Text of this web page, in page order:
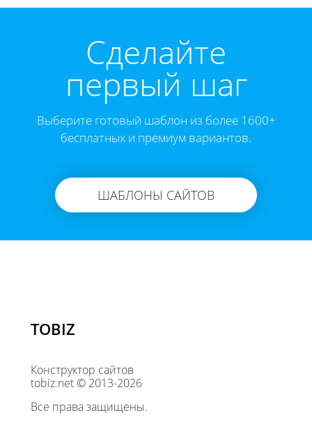
Cделайте
первый шаг
Выберите готовый шаблон из более 1600+
бесплатных и премиум вариантов.
ШАБЛОНЫ САЙТОВ
TOBIZ
Конструктор сайтов
tobiz.net © 2013-2026
Все права защищены.